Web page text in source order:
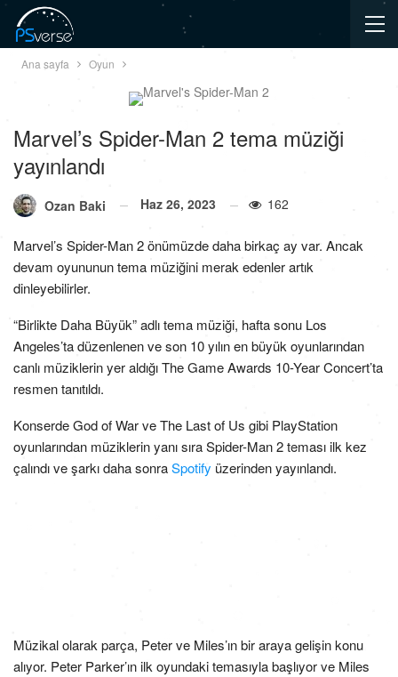
Ana sayfa Oyun
Marvel’s Spider-Man 2 tema müziği
yayınlandı
Ozan Baki Haz 26, 2023 162
Marvel’s Spider-Man 2 önümüzde daha birkaç ay var. Ancak
devam oyununun tema müziğini merak edenler artık
dinleyebilirler.
“Birlikte Daha Büyük” adlı tema müziği, hafta sonu Los
Angeles’ta düzenlenen ve son 10 yılın en büyük oyunlarından
canlı müziklerin yer aldığı The Game Awards 10-Year Concert’ta
resmen tanıtıldı.
Konserde God of War ve The Last of Us gibi PlayStation
oyunlarından müziklerin yanı sıra Spider-Man 2 teması ilk kez
çalındı ve şarkı daha sonraSpotify üzerinden yayınlandı.
Müzikal olarak parça, Peter ve Miles’ın bir araya gelişin konu
alıyor. Peter Parker’ın ilk oyundaki temasıyla başlıyor ve Miles